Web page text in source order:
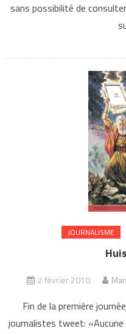
sans possibilité de
JOURNALISME
2 février 2010
Fin de la première
journalistes tweet: «Aucune